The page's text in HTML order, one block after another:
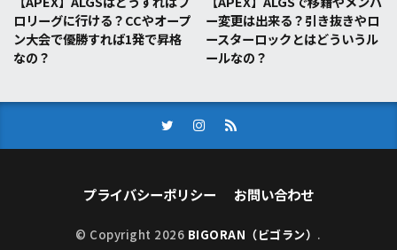
ロリーグに行ける？CCやオープ
ン大会で優勝すれば1発で昇格
なの？
ー変更は出来る？引き抜きやロ
ースターロックとはどういうル
ールなの？
プライバシーポリシー お問い合わせ
© Copyright 2026 BIGORAN（ビゴラン） .